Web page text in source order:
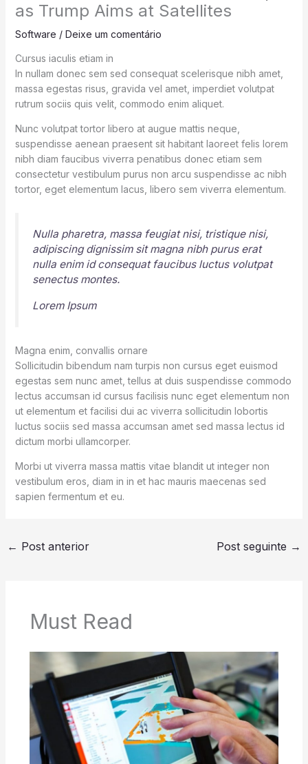
as Trump Aims at Satellites
Software / Deixe um comentário
Cursus iaculis etiam in
In nullam donec sem sed consequat scelerisque nibh amet,
massa egestas risus, gravida vel amet, imperdiet volutpat
rutrum sociis quis velit, commodo enim aliquet.
Nunc volutpat tortor libero at augue mattis neque,
suspendisse aenean praesent sit habitant laoreet felis lorem
nibh diam faucibus viverra penatibus donec etiam sem
consectetur vestibulum purus non arcu suspendisse ac nibh
tortor, eget elementum lacus, libero sem viverra elementum.
Nulla pharetra, massa feugiat nisi, tristique nisi,
adipiscing dignissim sit magna nibh purus erat
nulla enim id consequat faucibus luctus volutpat
senectus montes.
Lorem Ipsum
Magna enim, convallis ornare
Sollicitudin bibendum nam turpis non cursus eget euismod
egestas sem nunc amet, tellus at duis suspendisse commodo
lectus accumsan id cursus facilisis nunc eget elementum non
ut elementum et facilisi dui ac viverra sollicitudin lobortis
luctus sociis sed massa accumsan amet sed massa lectus id
dictum morbi ullamcorper.
Morbi ut viverra massa mattis vitae blandit ut integer non
vestibulum eros, diam in in et hac mauris maecenas sed
sapien fermentum et eu.
← Post anterior Post seguinte →
Must Read